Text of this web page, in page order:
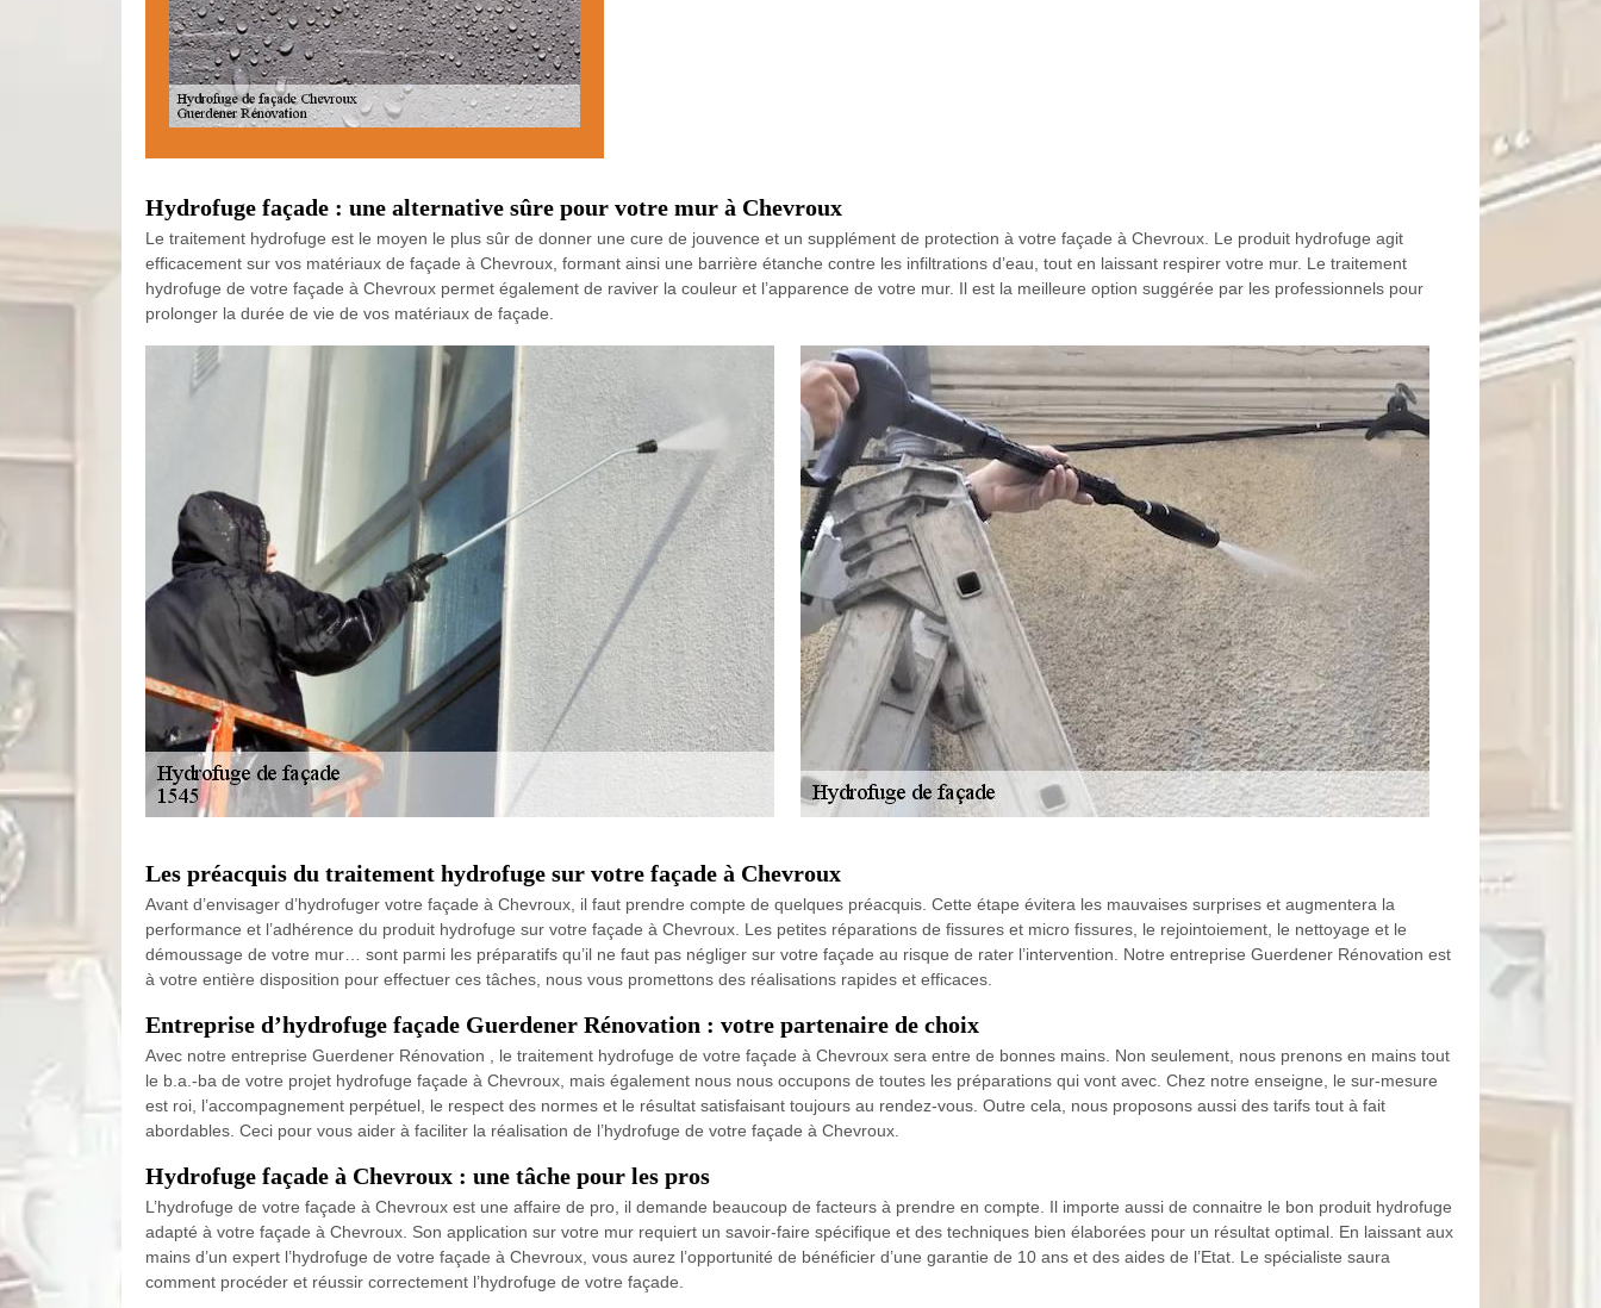
Hydrofuge façade : une alternative sûre pour votre mur à Chevroux
Le traitement hydrofuge est le moyen le plus sûr de donner une cure de jouvence et un supplément de protection à votre façade à Chevroux. Le produit hydrofuge agit
efficacement sur vos matériaux de façade à Chevroux, formant ainsi une barrière étanche contre les infiltrations d’eau, tout en laissant respirer votre mur. Le traitement
hydrofuge de votre façade à Chevroux permet également de raviver la couleur et l’apparence de votre mur. Il est la meilleure option suggérée par les professionnels pour
prolonger la durée de vie de vos matériaux de façade.
Les préacquis du traitement hydrofuge sur votre façade à Chevroux
Avant d’envisager d’hydrofuger votre façade à Chevroux, il faut prendre compte de quelques préacquis. Cette étape évitera les mauvaises surprises et augmentera la
performance et l’adhérence du produit hydrofuge sur votre façade à Chevroux. Les petites réparations de fissures et micro fissures, le rejointoiement, le nettoyage et le
démoussage de votre mur… sont parmi les préparatifs qu’il ne faut pas négliger sur votre façade au risque de rater l’intervention. Notre entreprise Guerdener Rénovation est
à votre entière disposition pour effectuer ces tâches, nous vous promettons des réalisations rapides et efficaces.
Entreprise d’hydrofuge façade Guerdener Rénovation : votre partenaire de choix
Avec notre entreprise Guerdener Rénovation , le traitement hydrofuge de votre façade à Chevroux sera entre de bonnes mains. Non seulement, nous prenons en mains tout
le b.a.-ba de votre projet hydrofuge façade à Chevroux, mais également nous nous occupons de toutes les préparations qui vont avec. Chez notre enseigne, le sur-mesure
est roi, l’accompagnement perpétuel, le respect des normes et le résultat satisfaisant toujours au rendez-vous. Outre cela, nous proposons aussi des tarifs tout à fait
abordables. Ceci pour vous aider à faciliter la réalisation de l’hydrofuge de votre façade à Chevroux.
Hydrofuge façade à Chevroux : une tâche pour les pros
L’hydrofuge de votre façade à Chevroux est une affaire de pro, il demande beaucoup de facteurs à prendre en compte. Il importe aussi de connaitre le bon produit hydrofuge
adapté à votre façade à Chevroux. Son application sur votre mur requiert un savoir-faire spécifique et des techniques bien élaborées pour un résultat optimal. En laissant aux
mains d’un expert l’hydrofuge de votre façade à Chevroux, vous aurez l’opportunité de bénéficier d’une garantie de 10 ans et des aides de l’Etat. Le spécialiste saura
comment procéder et réussir correctement l’hydrofuge de votre façade.